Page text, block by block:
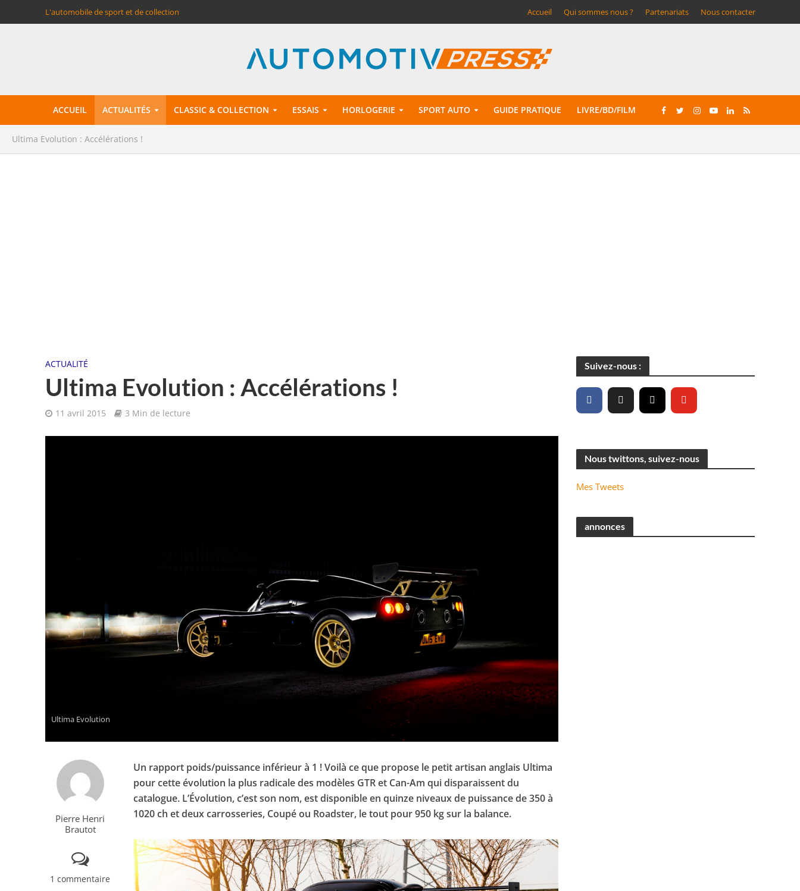
L'automobile de sport et de collection Accueil Qui sommes nous ? Partenariats Nous contacter
ACCUEIL ACTUALITÉS CLASSIC & COLLECTION ESSAIS HORLOGERIE SPORT AUTO GUIDE PRATIQUE LIVRE/BD/FILM
Ultima Evolution : Accélérations !
ACTUALITÉ
Ultima Evolution : Accélérations !
11 avril 2015 3 Min de lecture
Ultima Evolution
Pierre Henri
Brautot
1 commentaire
Un rapport poids/puissance inférieur à 1 ! Voilà ce que propose le petit artisan anglais Ultima
pour cette évolution la plus radicale des modèles GTR et Can-Am qui disparaissent du
catalogue. L’Évolution, c’est son nom, est disponible en quinze niveaux de puissance de 350 à
1020 ch et deux carrosseries, Coupé ou Roadster, le tout pour 950 kg sur la balance.
Suivez-nous :
Nous twittons, suivez-nous
Mes Tweets
annonces